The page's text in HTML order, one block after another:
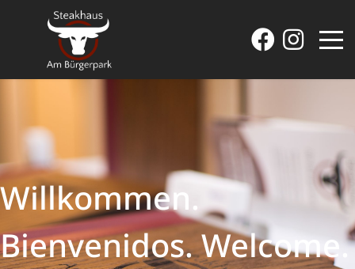
Willkommen.
Bienvenidos. Welcome.